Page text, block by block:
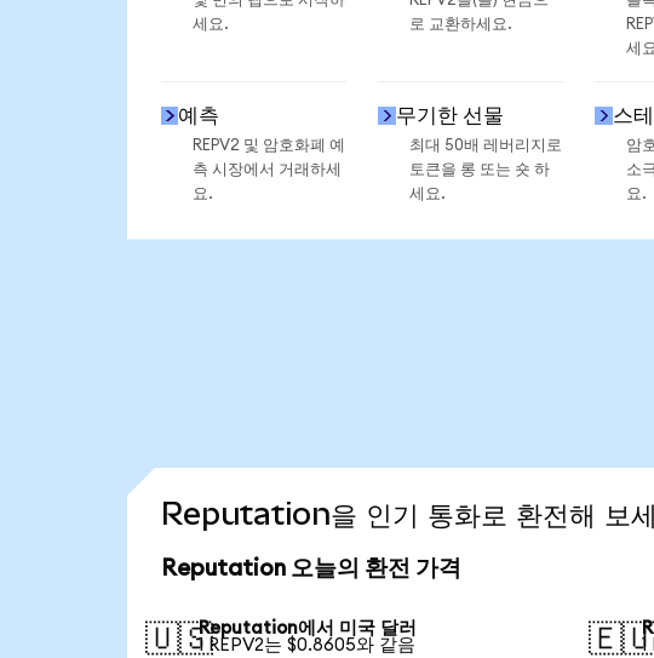
세요.
로 교환하세요.
세
예측
REPV2 및 암호화폐 예
측 시장에서 거래하세
요.
무기한 선물
최대 50배 레버리지로
토큰을 롱 또는 숏 하
세요.
스
암
소
요.
Reputation을 인기 통화로 환전해 보
Reputation 오늘의 환전 가격
🇺🇸Reputation에서 미국 달러
1 REPV2는 $0.8605와 같음